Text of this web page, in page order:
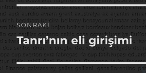
SONRAKI
Sonraki
yazı:
Tanrı’nın eli girişimi